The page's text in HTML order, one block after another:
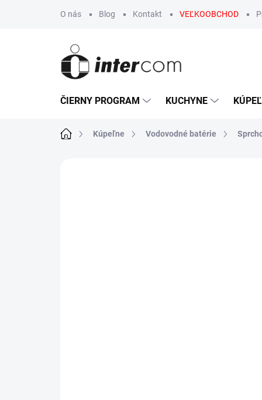
O nás Blog Kontakt VEĽKOOBCHOD
ČIERNY PROGRAM KUCHYNE
DomovKúpeľne Vodovodné batérie